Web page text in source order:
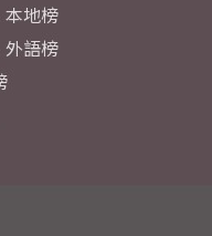
地榜
語榜